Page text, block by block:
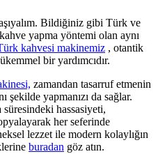
Bildiğiniz gibi Türk ve
yapma yöntemi olan aynı
kahvesi makinemiz , otantik
bir yardımcıdır.
zamandan tasarruf etmenin
şekilde yapmanızı da sağlar.
hassasiyeti,
her seferinde
lezzet ile modern kolaylığın
buradan göz atın.